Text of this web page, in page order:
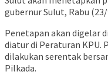
gubernur Sulut, Rabu
Penetapan akan digelar
diatur di Peraturan KPU.
dilakukan serentak
Pilkada.